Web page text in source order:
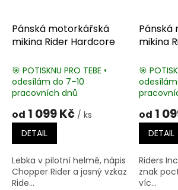
Pánská motorkářská
mikina Rider Hardcore
🎯 POTISKNU PRO TEBE •
odesílám do 7–10
pracovních dnů
od 1 099 Kč / ks
DETAIL
Lebka v pilotní helmě, nápis
Chopper Rider a jasný vzkaz
Ride...
Pánská
mikina
🎯
odesílám
od 1
DETAIL
Riders
znak
víc...